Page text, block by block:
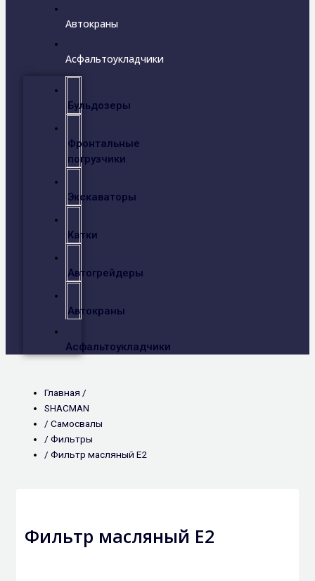
Автокраны
Асфальтоукладчики
Бульдозеры
Фронтальные
погрузчики
Экскаваторы
Катки
Автогрейдеры
Автокраны
Асфальтоукладчики
Главная /
SHACMAN
/ Самосвалы
/ Фильтры
/ Фильтр масляный Е2
Фильтр масляный Е2